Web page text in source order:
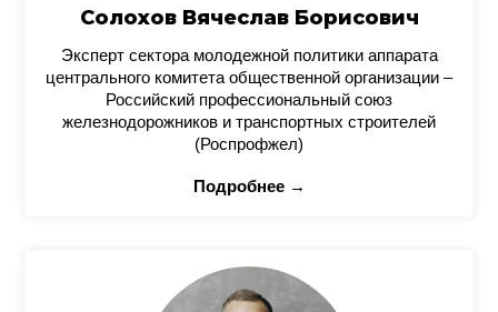
Солохов Вячеслав Борисович
Эксперт сектора молодежной политики аппарата
центрального комитета общественной организации –
Российский профессиональный союз
железнодорожников и транспортных строителей
(Роспрофжел)
Подробнее →